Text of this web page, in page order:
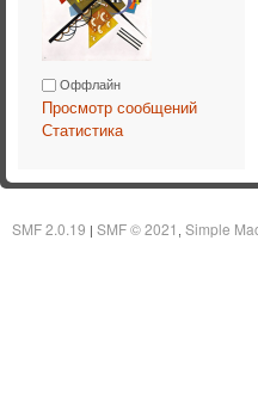
Оффлайн
Просмотр сообщений
Статистика
SMF 2.0.19 | SMF © 2021 Simple